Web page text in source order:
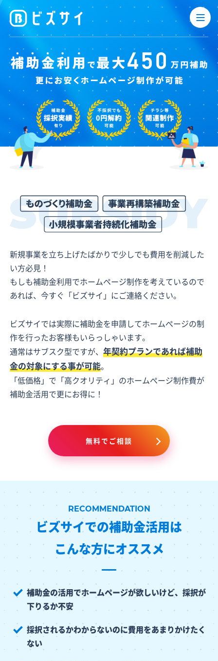
新規事業を立ち上げたばかりで少しでも費用を削減した
い方必見！
もしも補助金利用でホームページ制作を考えているので
あれば、今すぐ「ビズサイ」にご連絡ください。
ビズサイでは実際に補助金を申請してホームぺージの制
作を行ったお客様もいらっしゃいます。
通常はサブスク型ですが、 年契約プランであれば補助
金の対象にする事が可能。
「低価格」で「高クオリティ」のホームぺージ制作費が
補助金活用で更にお得に！
無料でご相談
ビズサイでの補助金活用は
こんな方にオススメ
補助金の活用でホームページが欲しいけど、採択が
下りるか不安
採択されるかわからないのに費用をあまりかけたく
ない